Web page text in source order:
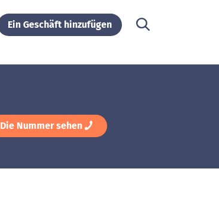
Ein Geschäft hinzufügen
Die Nummer sehen